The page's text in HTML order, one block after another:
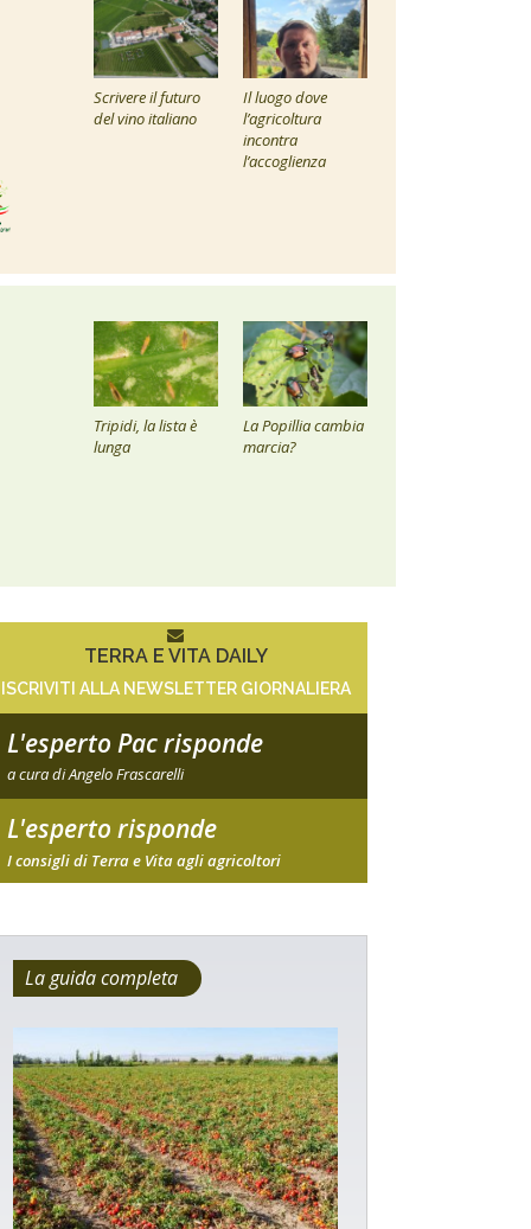
Scrivere il futuro
del vino italiano
Il luogo dove
l’agricoltura
incontra
l’accoglienza
Tripidi, la lista è
lunga
La Popillia cambia
marcia?
TERRA E VITA DAILY
ISCRIVITI ALLA NEWSLETTER GIORNALIERA
L'esperto Pac risponde
a cura di Angelo Frascarelli
L'esperto risponde
I consigli di Terra e Vita agli agricoltori
La guida completa